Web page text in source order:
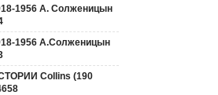
1956 А. Солженицын
1956 А.Солженицын
Collins (190